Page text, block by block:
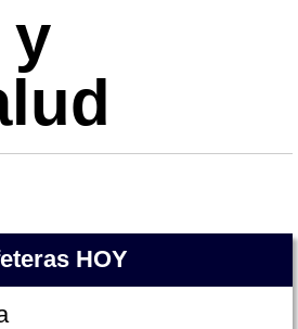
y
HOY